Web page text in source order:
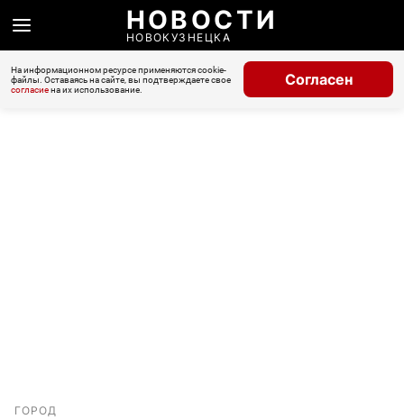
НОВОСТИ
НОВОКУЗНЕЦКА
На информационном ресурсе применяются cookie-
файлы. Оставаясь на сайте, вы подтверждаете свое
согласиена их использование.
Согласен
ГОРОД